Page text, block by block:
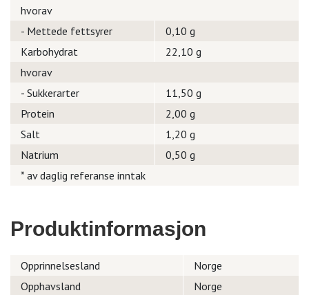
hvorav
- Mettede fettsyrer
0,10 g
Karbohydrat
22,10 g
hvorav
- Sukkerarter
11,50 g
Protein
2,00 g
Salt
1,20 g
Natrium
0,50 g
* av daglig referanse inntak
Produktinformasjon
Opprinnelsesland
Norge
Opphavsland
Norge